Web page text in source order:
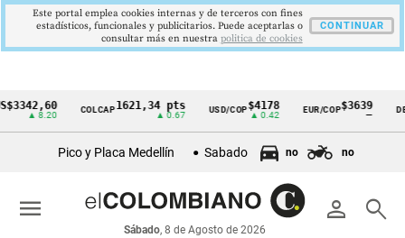
Cintillo
económicos
Colombia
COLCAP1621,34 pts USD/COP$4178
▲ 0.42
EUR/COP$3639
—
Pico y Placa Medellín Sabado no no
person search
Sábado, 8 de Agosto de 2026
menu
Este portal emplea cookies internas y de terceros con fines
estadísticos, funcionales y publicitarios. Puede aceptarlas o
consultar más en nuestra politica de cookies
CONTINUAR